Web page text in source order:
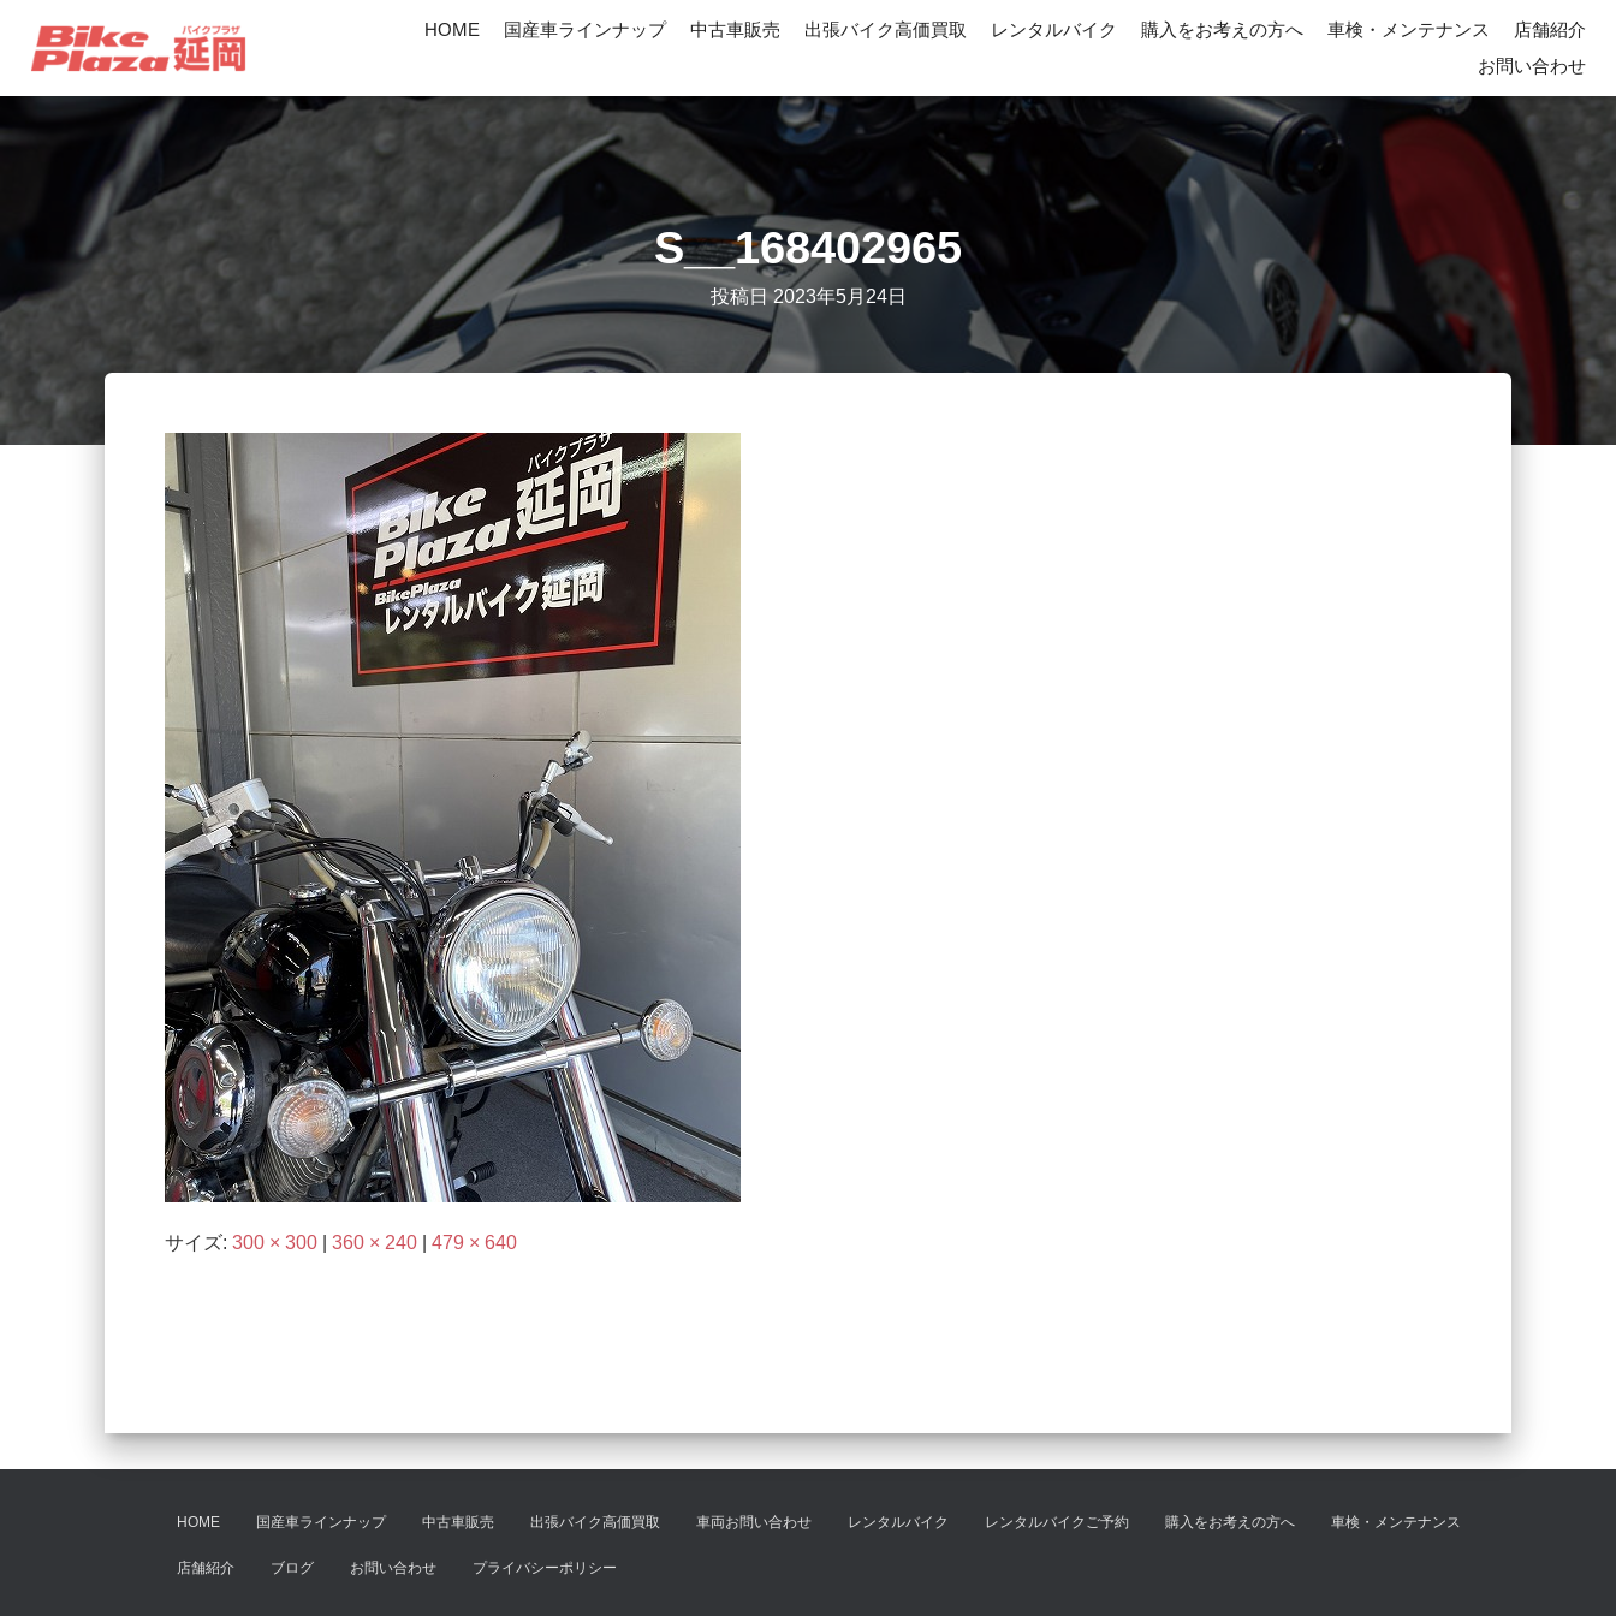
HOME 国産車ラインナップ 中古車販売 出張バイク高価買取 レンタルバイク 購入をお考えの方へ 車検・メンテナンス
店舗紹介
お問い合わせ
S__168402965
投稿日2023年5月24日
サイズ: 300 × 300 360 × 240 479 × 640
HOME 国産車ラインナップ 中古車販売 出張バイク高価買取 車両お問い合わせ レンタルバイク レンタルバイクご予約 購入をお考えの方へ 車検・メンテナンス
店舗紹介 ブログ お問い合わせ プライバシーポリシー